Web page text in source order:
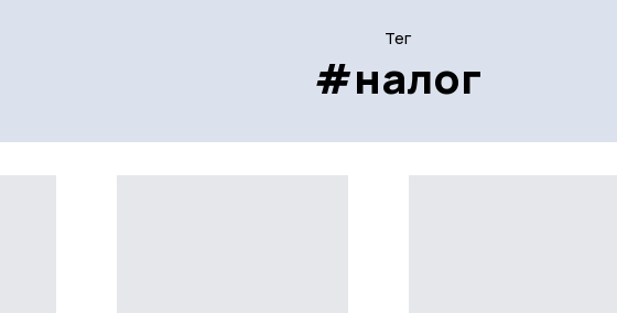
Тег
#налог